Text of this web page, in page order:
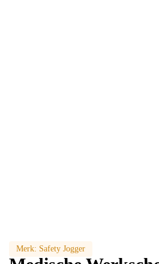
Merk: Safety Jogger